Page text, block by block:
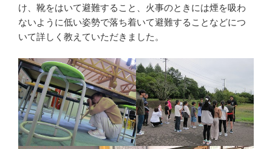
け、靴をはいて避難すること、火事のときには煙を吸わ
ないように低い姿勢で落ち着いて避難することなどにつ
いて詳しく教えていただきました。